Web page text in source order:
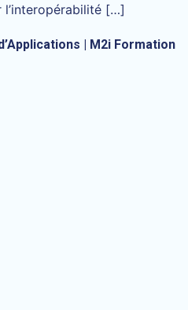
l’interopérabilité […]
| M2i Formation